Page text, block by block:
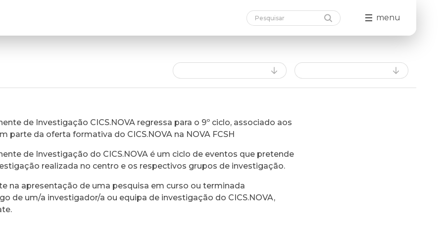
menu
de Investigação CICS.NOVA regressa para o 9º ciclo, associado aos
parte da oferta formativa do CICS.NOVA na NOVA FCSH
de Investigação do CICS.NOVA é um ciclo de eventos que pretende
realizada no centro e os respectivos grupos de investigação.
na apresentação de uma pesquisa em curso ou terminada
de um/a investigador/a ou equipa de investigação do CICS.NOVA,